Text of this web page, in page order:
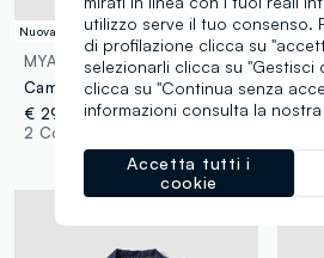
Nuova Collezione
MYA
Camicia bianca a righe con colletto classico regular fit
€ 29,95
2 Colori
Nuova
OVS
€
utilizzo serve il tuo consenso.
di profilazione clicca su
selezionarli clicca su "Gestisci
clicca su "Continua senza
informazioni consulta la nostra
Accetta tutti i
cookie